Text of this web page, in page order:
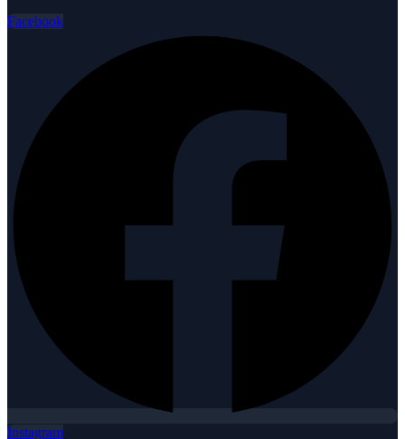
Facebook
Instagram